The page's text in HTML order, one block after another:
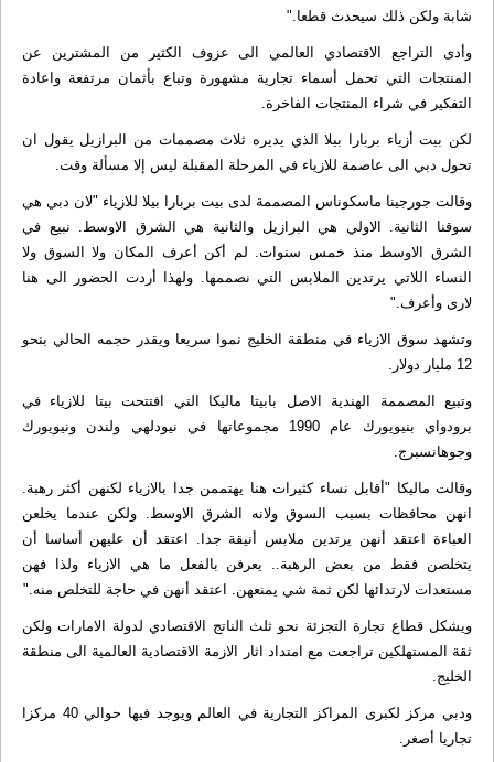
شابة ولكن ذلك سيحدث قطعا."
وأدى التراجع الاقتصادي العالمي الى عزوف الكثير من المشترين عن
المنتجات التي تحمل أسماء تجارية مشهورة وتباع بأثمان مرتفعة واعادة
التفكير في شراء المنتجات الفاخرة.
لكن بيت أزياء بربارا بيلا الذي يديره ثلاث مصممات من البرازيل يقول ان
تحول دبي الى عاصمة للازياء في المرحلة المقبلة ليس إلا مسألة وقت.
وقالت جورجينا ماسكوناس المصممة لدى بيت بربارا بيلا للازياء "لان دبي هي
سوقنا الثانية. الاولي هي البرازيل والثانية هي الشرق الاوسط. نبيع في
الشرق الاوسط منذ خمس سنوات. لم أكن أعرف المكان ولا السوق ولا
النساء اللاتي يرتدين الملابس التي نصممها. ولهذا أردت الحضور الى هنا
لارى وأعرف."
وتشهد سوق الازياء في منطقة الخليج نموا سريعا ويقدر حجمه الحالي بنحو
12 مليار دولار.
وتبيع المصممة الهندية الاصل بابيتا ماليكا التي افتتحت بيتا للازياء في
برودواي بنيويورك عام 1990 مجموعاتها في نيودلهي ولندن ونيويورك
وجوهانسبرج.
وقالت ماليكا "أقابل نساء كثيرات هنا يهتممن جدا بالازياء لكنهن أكثر رهبة.
انهن محافظات بسبب السوق ولانه الشرق الاوسط. ولكن عندما يخلعن
العباءة اعتقد أنهن يرتدين ملابس أنيقة جدا. اعتقد أن عليهن أساسا أن
يتخلصن فقط من بعض الرهبة.. يعرفن بالفعل ما هي الازياء ولذا فهن
مستعدات لارتدائها لكن ثمة شي يمنعهن. اعتقد أنهن في حاجة للتخلص منه."
ويشكل قطاع تجارة التجزئة نحو ثلث الناتج الاقتصادي لدولة الامارات ولكن
ثقة المستهلكين تراجعت مع امتداد اثار الازمة الاقتصادية العالمية الى منطقة
الخليج.
ودبي مركز لكبرى المراكز التجارية في العالم ويوجد فيها حوالي 40 مركزا
تجاريا أصغر.